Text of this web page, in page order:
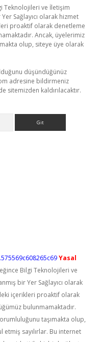
Teknolojileri ve İletişim
Sağlayıcı olarak hizmet
proaktif olarak denetleme
Ancak, üyelerimiz
olup, siteye üye olarak
düşündüğünüz
adresine bildirmeniz
sitemizden kaldırılacaktır.
Yasal
Bilgi Teknolojileri ve
bir Yer Sağlayıcı olarak
içerikleri proaktif olarak
bulunmamaktadır.
taşımakta olup,
sayılırlar. Bu internet